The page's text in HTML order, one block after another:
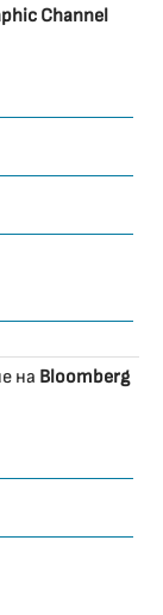
Channel
на Bloomberg